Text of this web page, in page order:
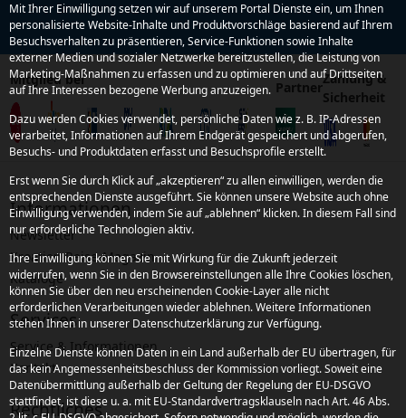
Mitglied bei Partner
Zahlung &
Sicherheit
Informationen
Newsletter
Kroatien Reise-Magazin
Kataloge
Services
Service & Informationen
Kontakt
Rechtliches
Mit Ihrer Einwilligung setzen wir auf unserem Portal Dienste ein, um Ihnen
personalisierte Website-Inhalte und Produktvorschläge basierend auf Ihrem
Besuchsverhalten zu präsentieren, Service-Funktionen sowie Inhalte
externer Medien und sozialer Netzwerke bereitzustellen, die Leistung von
Marketing-Maßnahmen zu erfassen und zu optimieren und auf Drittseiten
auf Ihre Interessen bezogene Werbung anzuzeigen.
Dazu werden Cookies verwendet, persönliche Daten wie z. B. IP-Adressen
verarbeitet, Informationen auf Ihrem Endgerät gespeichert und abgerufen,
Besuchs- und Produktdaten erfasst und Besuchsprofile erstellt.
Erst wenn Sie durch Klick auf „akzeptieren“ zu allen einwilligen, werden die
entsprechenden Dienste ausgeführt. Sie können unsere Website auch ohne
Einwilligung verwenden, indem Sie auf „ablehnen“ klicken. In diesem Fall sind
nur erforderliche Technologien aktiv.
Ihre Einwilligung können Sie mit Wirkung für die Zukunft jederzeit
widerrufen, wenn Sie in den Browsereinstellungen alle Ihre Cookies löschen,
können Sie über den neu erscheinenden Cookie-Layer alle nicht
erforderlichen Verarbeitungen wieder ablehnen. Weitere Informationen
stehen Ihnen in unserer Datenschutzerklärung zur Verfügung.
Einzelne Dienste können Daten in ein Land außerhalb der EU übertragen, für
das kein Angemessenheitsbeschluss der Kommission vorliegt. Soweit eine
Datenübermittlung außerhalb der Geltung der Regelung der EU-DSGVO
stattfindet, ist diese u. a. mit EU-Standardvertragsklauseln nach Art. 46 Abs.